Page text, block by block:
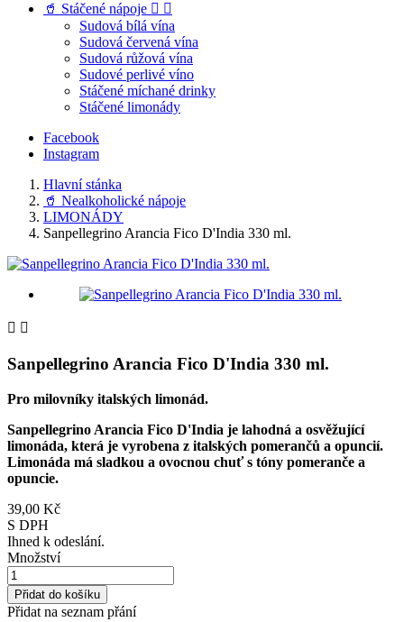
🥤 Stáčené nápoje  
Sudová bílá vína
Sudová červená vína
Sudová růžová vína
Sudové perlivé víno
Stáčené míchané drinky
Stáčené limonády
Facebook
Instagram
Hlavní stánka
🥤 Nealkoholické nápoje
LIMONÁDY
Sanpellegrino Arancia Fico D'India 330 ml.
 
Sanpellegrino Arancia Fico D'India 330 ml.
Pro milovníky italských limonád.
Sanpellegrino Arancia Fico D'India je lahodná a osvěžující
limonáda, která je vyrobena z italských pomerančů a opuncií.
Limonáda má sladkou a ovocnou chuť s tóny pomeranče a
opuncie.
39,00 Kč
S DPH
Ihned k odeslání.
Množství
Přidat do košíku
Přidat na seznam přání